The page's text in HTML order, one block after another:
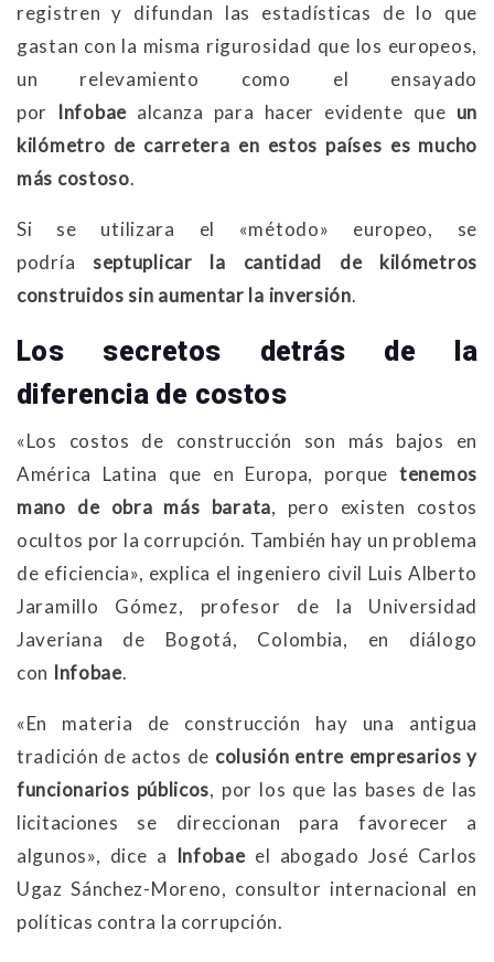
registren y difundan las estadísticas de lo que
gastan con la misma rigurosidad que los europeos,
un relevamiento como el ensayado
por Infobaealcanza para hacer evidente que un
kilómetro de carretera en estos países es mucho
más costoso.
Si se utilizara el «método» europeo, se
podría septuplicar la cantidad de kilómetros
construidos sin aumentar la inversión.
Los secretos detrás de la
diferencia de costos
«Los costos de construcción son más bajos en
América Latina que en Europa, porquetenemos
mano de obra más barata, pero existen costos
ocultos por la corrupción. También hay un problema
de eficiencia», explica el ingeniero civil Luis Alberto
Jaramillo Gómez, profesor de la Universidad
Javeriana de Bogotá, Colombia, en diálogo
con Infobae.
«En materia de construcción hay una antigua
tradición de actos de colusión entre empresarios y
funcionarios públicos, por los que las bases de las
licitaciones se direccionan para favorecer a
algunos», dice a Infobaeel abogado José Carlos
Ugaz Sánchez-Moreno, consultor internacional en
políticas contra la corrupción.